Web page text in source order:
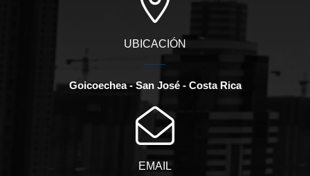
UBICACIÓN
Goicoechea - San José - Costa Rica
EMAIL